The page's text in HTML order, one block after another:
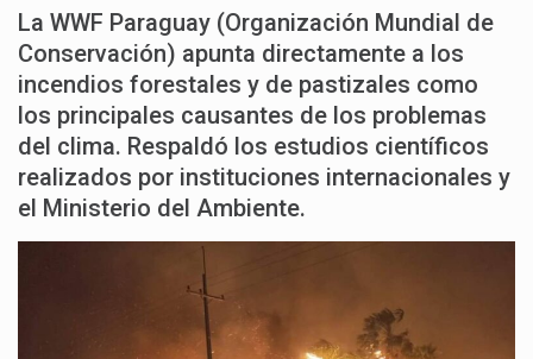
La WWF Paraguay (Organización Mundial de
Conservación) apunta directamente a los
incendios forestales y de pastizales como
los principales causantes de los problemas
del clima. Respaldó los estudios científicos
realizados por instituciones internacionales y
el Ministerio del Ambiente.